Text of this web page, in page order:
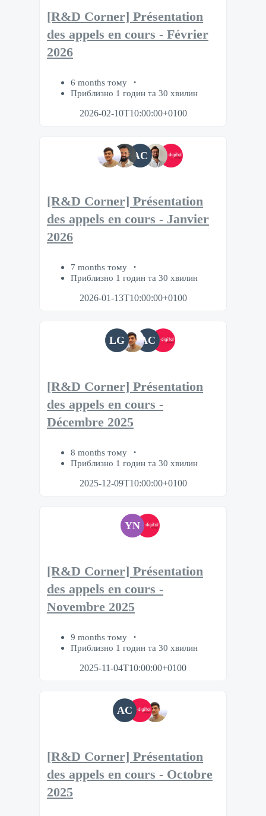
[R&D Corner] Présentation
des appels en cours - Février
2026
6 months тому
Приблизно 1 годин та 30 хвилин
2026-02-10T10:00:00+0100
AC
[R&D Corner] Présentation
des appels en cours - Janvier
2026
7 months тому
Приблизно 1 годин та 30 хвилин
2026-01-13T10:00:00+0100
LG AC
[R&D Corner] Présentation
des appels en cours -
Décembre 2025
8 months тому
Приблизно 1 годин та 30 хвилин
2025-12-09T10:00:00+0100
YN
[R&D Corner] Présentation
des appels en cours -
Novembre 2025
9 months тому
Приблизно 1 годин та 30 хвилин
2025-11-04T10:00:00+0100
AC
[R&D Corner] Présentation
des appels en cours - Octobre
2025